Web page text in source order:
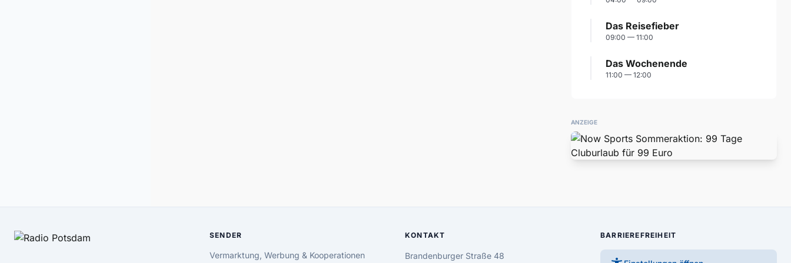
Das Reisefieber
09:00 — 11:00
Das Wochenende
11:00 — 12:00
ANZEIGE
SENDER
Vermarktung, Werbung & Kooperationen
KONTAKT
Brandenburger Straße 48
BARRIEREFREIHEIT